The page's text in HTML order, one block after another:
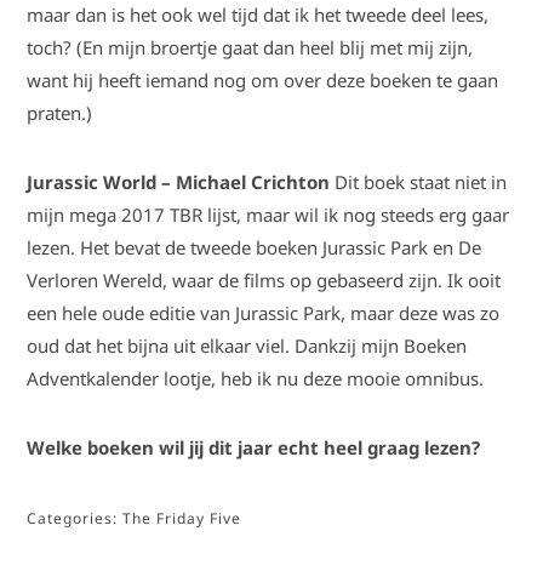
maar dan is het ook wel tijd dat ik het tweede deel lees,
toch? (En mijn broertje gaat dan heel blij met mij zijn,
want hij heeft iemand nog om over deze boeken te gaan
praten.)
Jurassic World – Michael Crichton Dit boek staat niet in
mijn mega 2017 TBR lijst, maar wil ik nog steeds erg gaar
lezen. Het bevat de tweede boeken Jurassic Park en De
Verloren Wereld, waar de films op gebaseerd zijn. Ik ooit
een hele oude editie van Jurassic Park, maar deze was zo
oud dat het bijna uit elkaar viel. Dankzij mijn Boeken
Adventkalender lootje, heb ik nu deze mooie omnibus.
Welke boeken wil jij dit jaar echt heel graag lezen?
Categories:The Friday Five